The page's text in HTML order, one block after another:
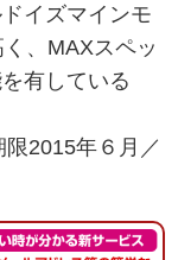
イズマインモ
、MAXスペッ
有している
2015年６月／